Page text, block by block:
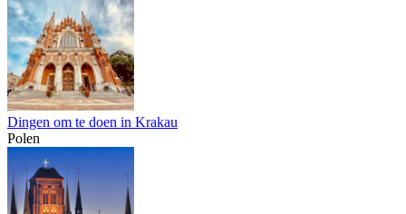
Dingen om te doen in Krakau
Polen